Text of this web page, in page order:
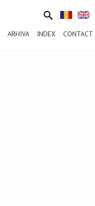
ARHIVA INDEX CONTACT